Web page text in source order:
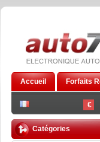
€
Accueil Forfaits
Catégories